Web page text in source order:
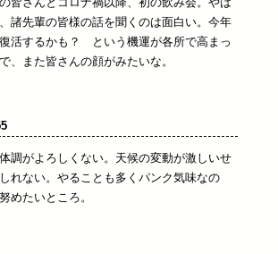
諸先輩の皆様の話を聞くのは面白い。今年
活するかも？ という機運が各所で高まっ
、また皆さんの顔がみたいな。
調がよろしくない。天候の変動が激しいせ
れない。やることも多くパンク気味なの
めたいところ。